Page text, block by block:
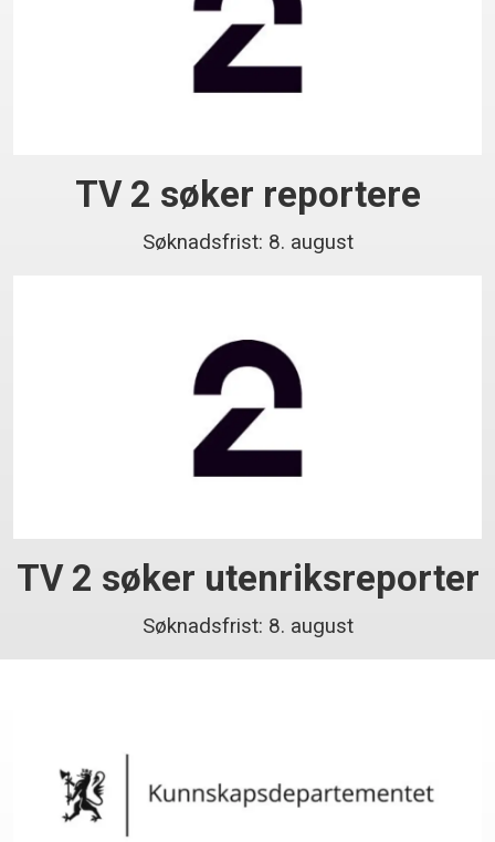
TV 2 søker reportere
Søknadsfrist: 8. august
TV 2 søker utenriksreporter
Søknadsfrist: 8. august